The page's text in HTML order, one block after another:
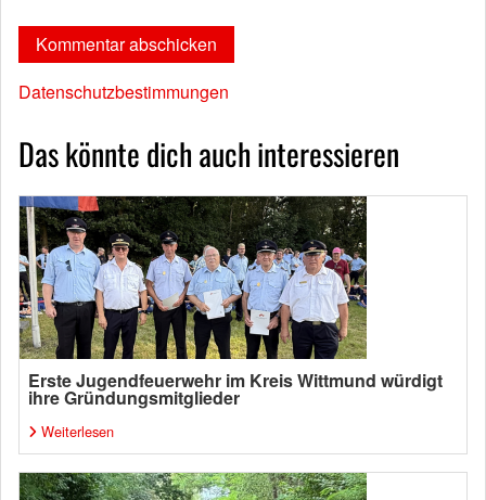
Datenschutzbestimmungen
Das könnte dich auch interessieren
Erste Jugendfeuerwehr im Kreis Wittmund würdigt
ihre Gründungsmitglieder
Weiterlesen